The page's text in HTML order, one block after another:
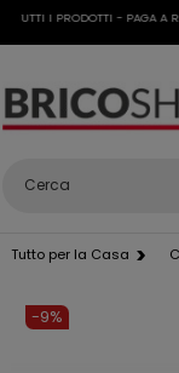
I PRODOTTI - PAGA A
Tutto per la Casa
-9%